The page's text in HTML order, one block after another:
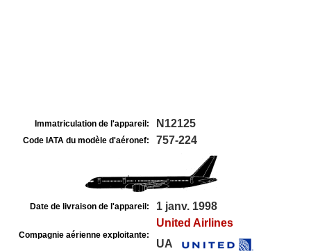
Immatriculation de l'appareil: N12125
Code IATA du modèle d'aéronef: 757-224
Date de livraison de l'appareil: 1 janv. 1998
Compagnie aérienne exploitante:
United Airlines
UA